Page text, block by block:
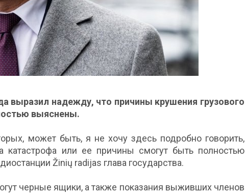
выразил надежду, что причины крушения грузового
выяснены.
может быть, я не хочу здесь подробно говорить,
катастрофа или ее причины смогут быть полностью
Žinių radijas глава государства.
черные ящики, а также показания выживших членов